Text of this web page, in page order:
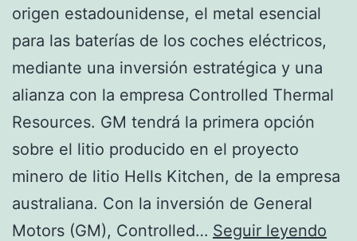
origen estadounidense, el metal esencial
para las baterías de los coches eléctricos,
mediante una inversión estratégica y una
alianza con la empresa Controlled Thermal
Resources. GM tendrá la primera opción
sobre el litio producido en el proyecto
minero de litio Hells Kitchen, de la empresa
australiana. Con la inversión de General
Motors (GM), Controlled… Seguir leyendo